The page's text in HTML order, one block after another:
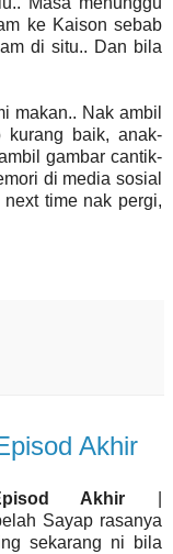
ke Kaison sebab
di situ.. Dan bila
makan.. Nak ambil
kurang baik, anak-
gambar cantik-
di media sosial
time nak pergi,
Akhir
Akhir
Sayap rasanya
sekarang ni bila